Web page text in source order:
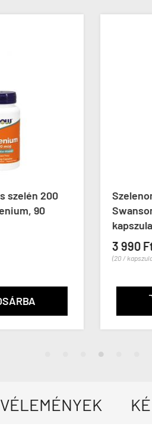
Szelenometionin szelén,
Swanson Selenium, 200
VÉLEMÉNYEK